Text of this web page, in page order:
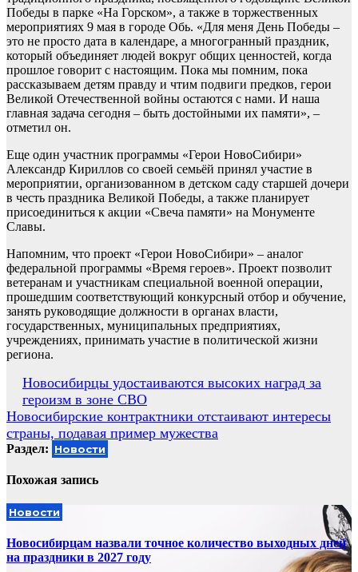
Победы в парке «На Горском», а также в торжественных
мероприятиях 9 мая в городе Обь. «Для меня День Победы –
это не просто дата в календаре, а многогранный праздник,
который объединяет людей вокруг общих ценностей, когда
прошлое говорит с настоящим. Пока мы помним, пока
рассказываем детям правду и чтим подвиги предков, герои
Великой Отечественной войны остаются с нами. И наша
главная задача сегодня – быть достойными их памяти», –
отметил он.
Еще один участник программы «Герои НовоСибири»
Александр Кириллов со своей семьёй принял участие в
мероприятии, организованном в детском саду старшей дочери
в честь праздника Великой Победы, а также планирует
присоединиться к акции «Свеча памяти» на Монументе
Славы.
Напомним, что проект «Герои НовоСибири» – аналог
федеральной программы «Время героев». Проект позволит
ветеранам и участникам специальной военной операции,
прошедшим соответствующий конкурсный отбор и обучение,
занять руководящие должности в органах власти,
государственных, муниципальных предприятиях,
учреждениях, принимать участие в политической жизни
региона.
Навигация
по
записям
Новосибирцы удостаиваются высоких наград за
героизм в зоне СВО
Новосибирские контрактники отстаивают интересы
страны, подавая пример мужества
Раздел: Новости
Похожая запись
Новости
Новосибирцам назвали точное количество выходных дней
на праздники в 2027 году